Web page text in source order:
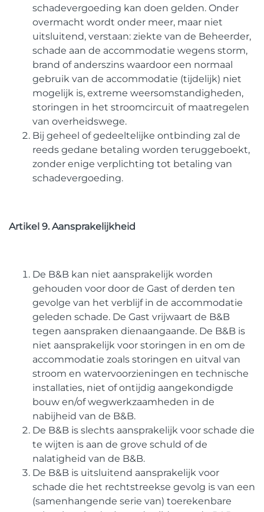
schadevergoeding kan doen gelden. Onder
overmacht wordt onder meer, maar niet
uitsluitend, verstaan: ziekte van de Beheerder,
schade aan de accommodatie wegens storm,
brand of anderszins waardoor een normaal
gebruik van de accommodatie (tijdelijk) niet
mogelijk is, extreme weersomstandigheden,
storingen in het stroomcircuit of maatregelen
van overheidswege.
Bij geheel of gedeeltelijke ontbinding zal de
reeds gedane betaling worden teruggeboekt,
zonder enige verplichting tot betaling van
schadevergoeding.
Artikel 9. Aansprakelijkheid
De B&B kan niet aansprakelijk worden
gehouden voor door de Gast of derden ten
gevolge van het verblijf in de accommodatie
geleden schade. De Gast vrijwaart de B&B
tegen aanspraken dienaangaande. De B&B is
niet aansprakelijk voor storingen in en om de
accommodatie zoals storingen en uitval van
stroom en watervoorzieningen en technische
installaties, niet of ontijdig aangekondigde
bouw en/of wegwerkzaamheden in de
nabijheid van de B&B.
De B&B is slechts aansprakelijk voor schade die
te wijten is aan de grove schuld of de
nalatigheid van de B&B.
De B&B is uitsluitend aansprakelijk voor
schade die het rechtstreekse gevolg is van een
(samenhangende serie van) toerekenbare